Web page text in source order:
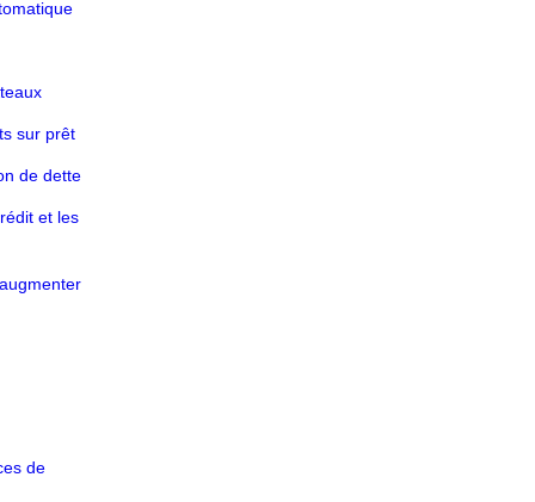
sur prêt
de dette
et les
de